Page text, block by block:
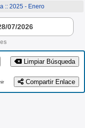
:: 2025 - Enero
07/2026
Limpiar Búsqueda
Compartir Enlace